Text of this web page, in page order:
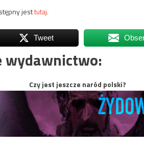
jesttutaj.
Tweet
wydawnictwo:
Czy jest jeszcze naród polski?